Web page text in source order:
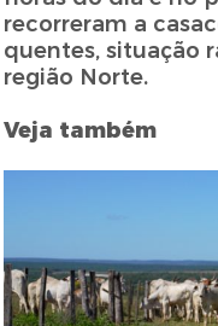
recorreram a
quentes, situação
região Norte.
Veja também